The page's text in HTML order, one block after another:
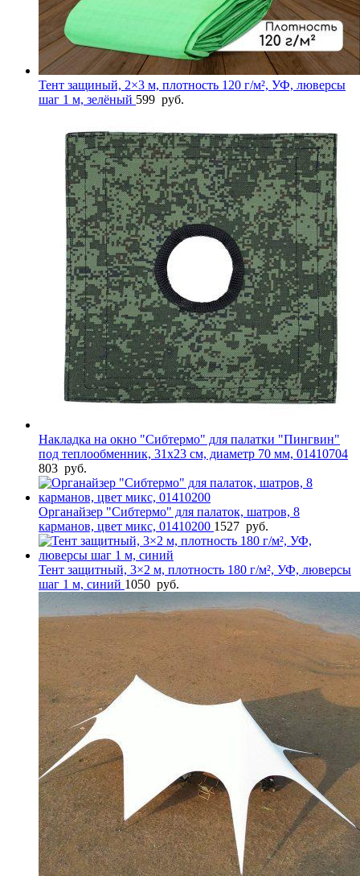
Тент защиный, 2×3 м, плотность 120 г/м², УФ, люверсы
шаг 1 м, зелёный 599 руб.
Накладка на окно "Сибтермо" для палатки "Пингвин"
под теплообменник, 31х23 см, диаметр 70 мм, 01410704
803 руб.
Органайзер "Сибтермо" для палаток, шатров, 8
карманов, цвет микс, 01410200 1527 руб.
Тент защитный, 3×2 м, плотность 180 г/м², УФ, люверсы
шаг 1 м, синий 1050 руб.